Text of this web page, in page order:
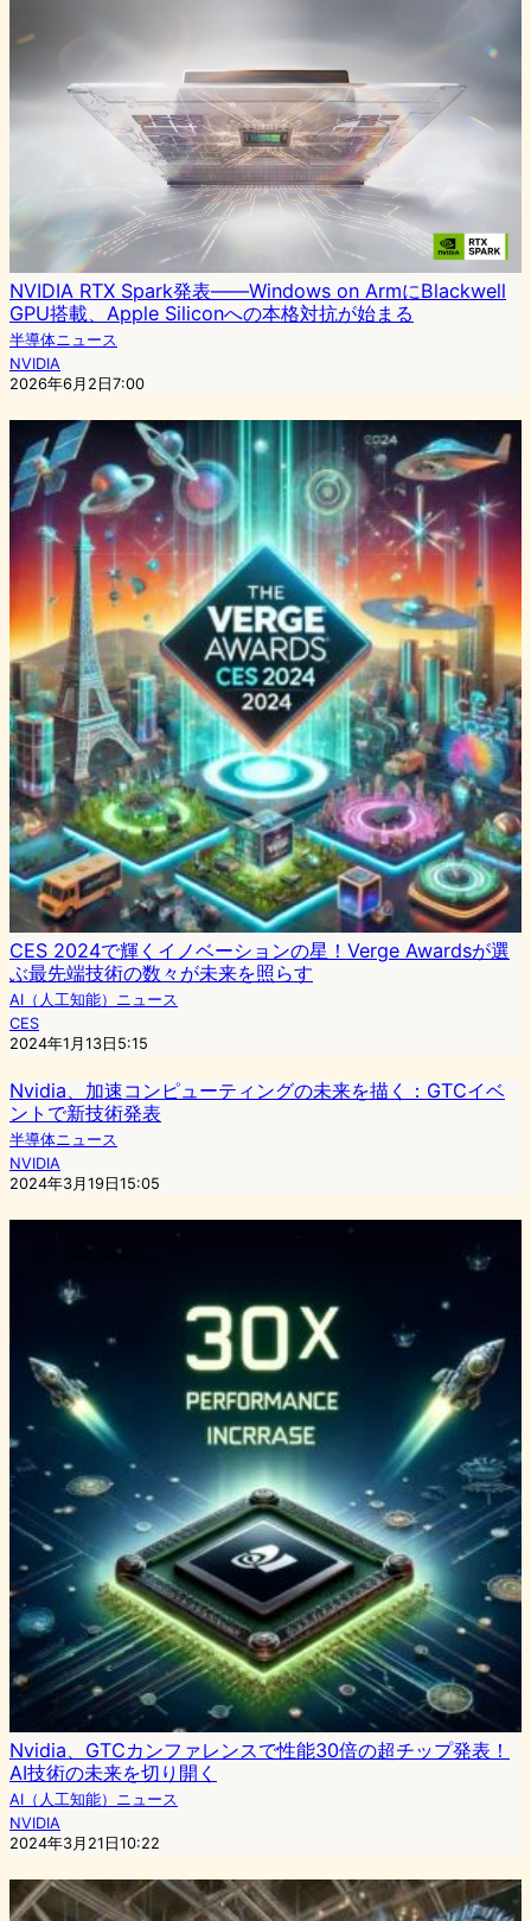
NVIDIA RTX Spark発表——Windows on ArmにBlackwell
GPU搭載、Apple Siliconへの本格対抗が始まる
半導体ニュース
NVIDIA
2026年6月2日7:00
CES 2024で輝くイノベーションの星！Verge Awardsが選
ぶ最先端技術の数々が未来を照らす
AI（人工知能）ニュース
CES
2024年1月13日5:15
Nvidia、加速コンピューティングの未来を描く：GTCイベ
ントで新技術発表
半導体ニュース
NVIDIA
2024年3月19日15:05
Nvidia、GTCカンファレンスで性能30倍の超チップ発表！
AI技術の未来を切り開く
AI（人工知能）ニュース
NVIDIA
2024年3月21日10:22